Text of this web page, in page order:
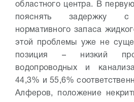
областного центра.
В
пояснять задержку с
нормативного запаса
этой проблемы уже не
позиция – низкий
водопроводных и
44,3% и 55,6%
Алферов, положение